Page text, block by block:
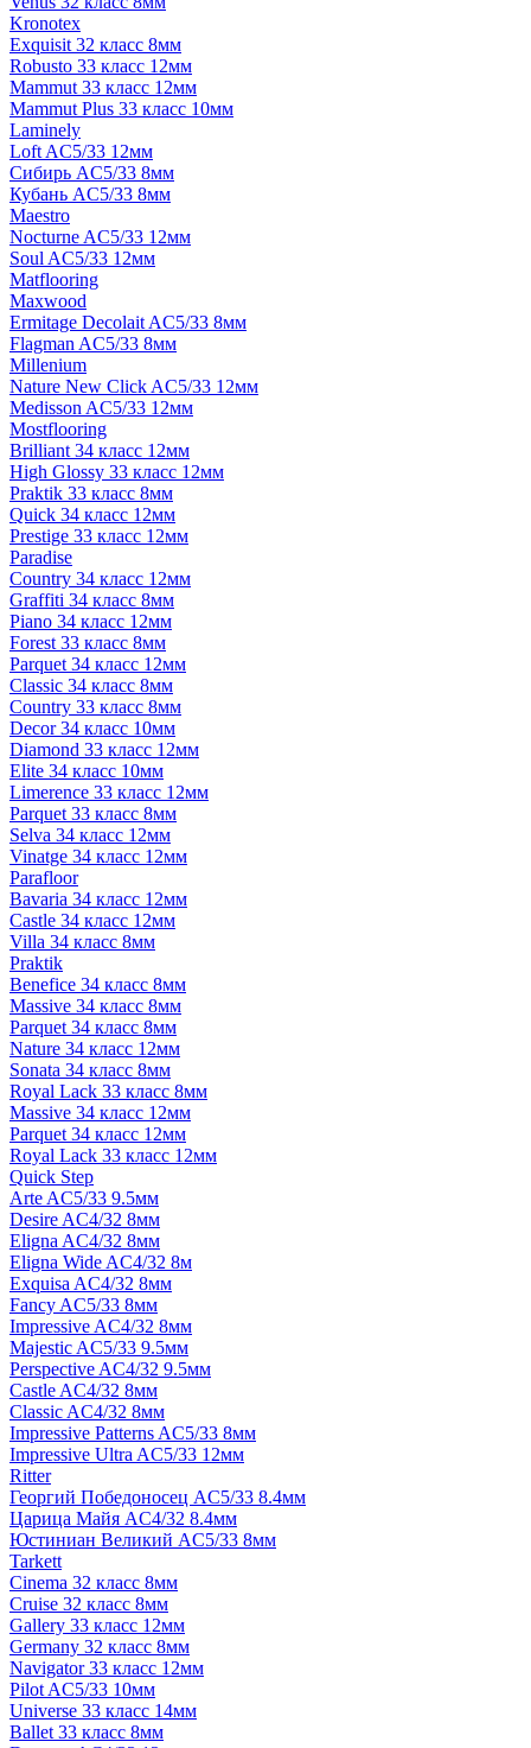
Kronotex
Exquisit 32 класс 8мм
Robusto 33 класс 12мм
Mammut 33 класс 12мм
Mammut Plus 33 класс 10мм
Laminely
Loft AC5/33 12мм
Сибирь AC5/33 8мм
Кубань AC5/33 8мм
Maestro
Nocturne AC5/33 12мм
Soul AC5/33 12мм
Matflooring
Maxwood
Ermitage Decolait AC5/33 8мм
Flagman AC5/33 8мм
Millenium
Nature New Click AC5/33 12мм
Medisson AC5/33 12мм
Mostflooring
Brilliant 34 класс 12мм
High Glossy 33 класс 12мм
Praktik 33 класс 8мм
Quick 34 класс 12мм
Prestige 33 класс 12мм
Paradise
Country 34 класс 12мм
Graffiti 34 класс 8мм
Piano 34 класс 12мм
Forest 33 класс 8мм
Parquet 34 класс 12мм
Classic 34 класс 8мм
Country 33 класс 8мм
Decor 34 класс 10мм
Diamond 33 класс 12мм
Elite 34 класс 10мм
Limerence 33 класс 12мм
Parquet 33 класс 8мм
Selva 34 класс 12мм
Vinatge 34 класс 12мм
Parafloor
Bavaria 34 класс 12мм
Castle 34 класс 12мм
Villa 34 класс 8мм
Praktik
Benefice 34 класс 8мм
Massive 34 класс 8мм
Parquet 34 класс 8мм
Nature 34 класс 12мм
Sonata 34 класс 8мм
Royal Lack 33 класс 8мм
Massive 34 класс 12мм
Parquet 34 класс 12мм
Royal Lack 33 класс 12мм
Quick Step
Arte AC5/33 9.5мм
Desire AC4/32 8мм
Eligna AC4/32 8мм
Eligna Wide AC4/32 8м
Exquisa AC4/32 8мм
Fancy AC5/33 8мм
Impressive AC4/32 8мм
Majestic AC5/33 9.5мм
Perspective AC4/32 9.5мм
Castle AC4/32 8мм
Classic AC4/32 8мм
Impressive Patterns AC5/33 8мм
Impressive Ultra AC5/33 12мм
Ritter
Георгий Победоносец AC5/33 8.4мм
Царица Майя AC4/32 8.4мм
Юстиниан Великий AC5/33 8мм
Tarkett
Cinema 32 класс 8мм
Cruise 32 класс 8мм
Gallery 33 класс 12мм
Germany 32 класс 8мм
Navigator 33 класс 12мм
Pilot AC5/33 10мм
Universe 33 класс 14мм
Ballet 33 класс 8мм